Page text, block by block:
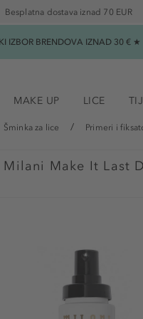
Besplatna dostava iznad 70 EUR
IZBOR BRENDOVA IZNAD 30 €
MAKE UP LICE
Šminka za lice Primeri i
Milani Make It Last